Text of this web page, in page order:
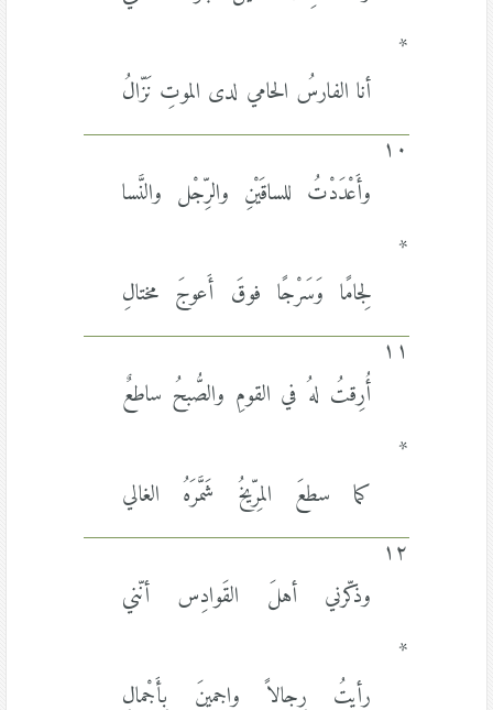
*
أنا الفارسُ الحامي لدى الموتِ نَزّالُ
١٠
وأَعْدَدْتُ للساقَيْنِ والرِّجْل والنَّسا
*
لِجامًا وَسَرْجًا فوقَ أَعوجَ مختالِ
١١
أُرِقتُ لهُ في القومِ والصُّبحُ ساطعٌ
*
كما سطعَ المِرّيخُ شَمَّرَهُ الغالي
١٢
وذكّرني أهلَ القَوادِس أنّني
*
رأيتُ رِجالاً واجمينَ بِأَجْمالِ